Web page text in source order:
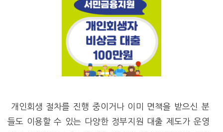
개인회생 절차를 진행 중이거나 이미 면책을 받으신 분
들도 이용할 수 있는 다양한 정부지원 대출 제도가 운영